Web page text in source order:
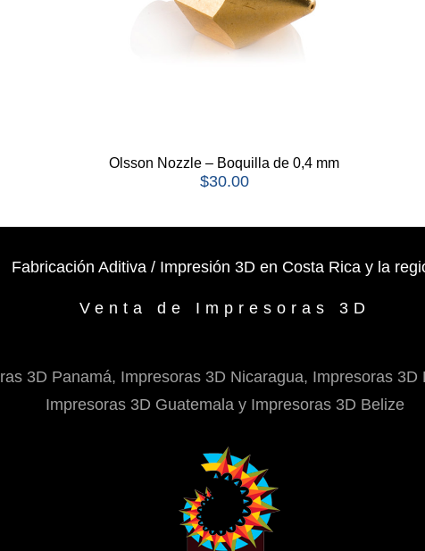
Olsson Nozzle – Boquilla de 0,4 mm
$30.00
Fabricación Aditiva / Impresión 3D en Costa Rica y la
Venta de Impresoras 3D
3D Panamá, Impresoras 3D Nicaragua, Impresoras
Impresoras 3D Guatemala y Impresoras 3D Belize